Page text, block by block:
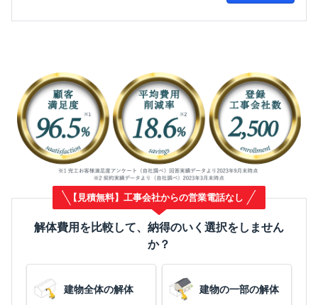
【見積無料】工事会社からの営業電話なし
解体費用を比較して、納得のいく選択をしません
か？
建物全体の解体 建物の一部の解体